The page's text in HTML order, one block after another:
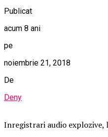
Publicat
acum 8 ani
pe
noiembrie 21, 2018
De
Deny
Inregistrari audio